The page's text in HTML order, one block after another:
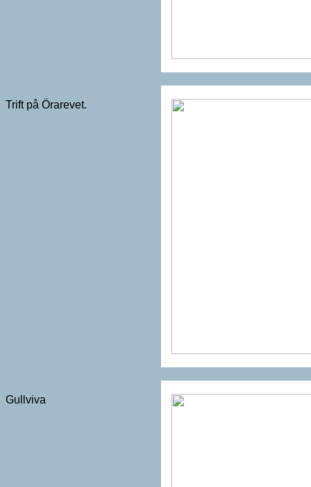
Trift på Örarevet.
Gullviva